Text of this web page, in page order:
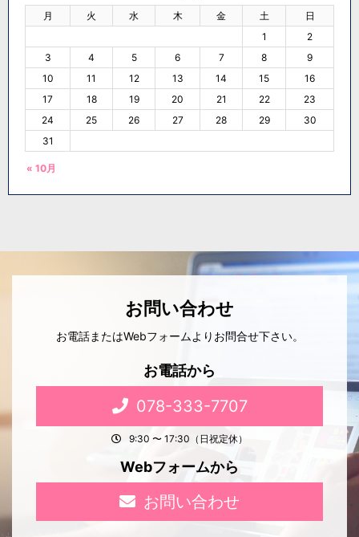
月 火 水 木 金 土 日
« 10月
1
2
3
4 5 6 7 8
9
10
11 12 13 14 15
16
17
18 19 20 21 22
23
24
25 26 27 28 29
30
31
お問い合わせ
お電話またはWebフォームよりお問合せ下さい。
お電話から
078-333-7707
9:30 〜 17:30（日祝定休）
Webフォームから
お問い合わせ